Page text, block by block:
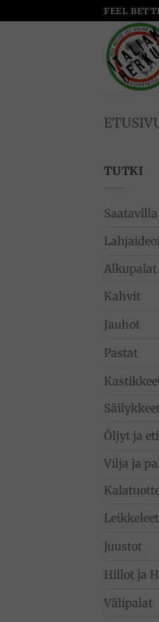
to
FEEL
TUTKI
Kahvit
Jauhot
Pastat
Öljyt ja
Vilja ja
Leikkeleet
Juustot
Hillot ja
Välipalat